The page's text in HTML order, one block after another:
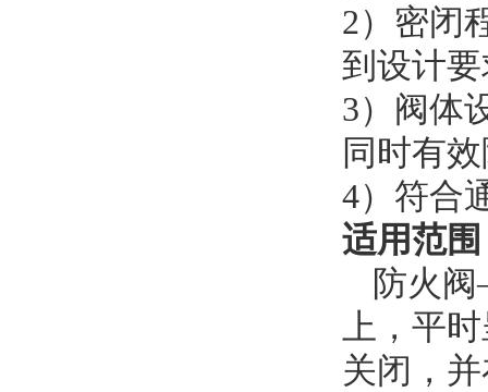
2）密闭
到设计
3）阀体
同时有
4）符合
适用范
防火
上，平
关闭，